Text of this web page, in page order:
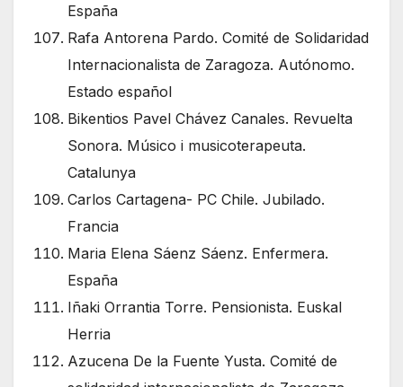
España
Rafa Antorena Pardo. Comité de Solidaridad
Internacionalista de Zaragoza. Autónomo.
Estado español
Bikentios Pavel Chávez Canales. Revuelta
Sonora. Músico i musicoterapeuta.
Catalunya
Carlos Cartagena- PC Chile. Jubilado.
Francia
Maria Elena Sáenz Sáenz. Enfermera.
España
Iñaki Orrantia Torre. Pensionista. Euskal
Herria
Azucena De la Fuente Yusta. Comité de